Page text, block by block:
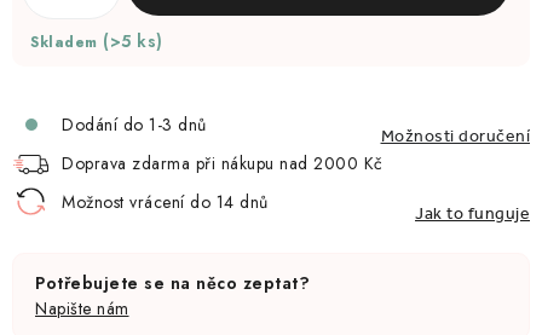
Skladem (>5 ks)
Dodání do 1-3 dnů Možnosti doručení
Doprava zdarma při nákupu nad 2000 Kč
Možnost vrácení do 14 dnů
Jak to funguje
Potřebujete se na něco zeptat?
Napište nám